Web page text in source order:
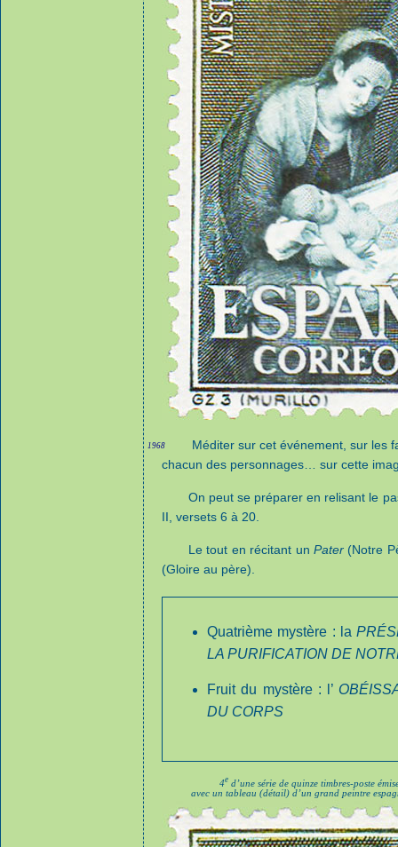
1968
Méditer sur cet événement, sur les
chacun des personnages… sur cette
On peut se préparer en relisant le
II, versets 6 à 20.
Le tout en récitant un Pater(Notre
(Gloire au père).
Quatrième mystère : la
LA PURIFICATION DE
Fruit du mystère : l’
DU CORPS
4e d’une série de quinze timbres-poste
avec un tableau (détail) d’un grand peintre